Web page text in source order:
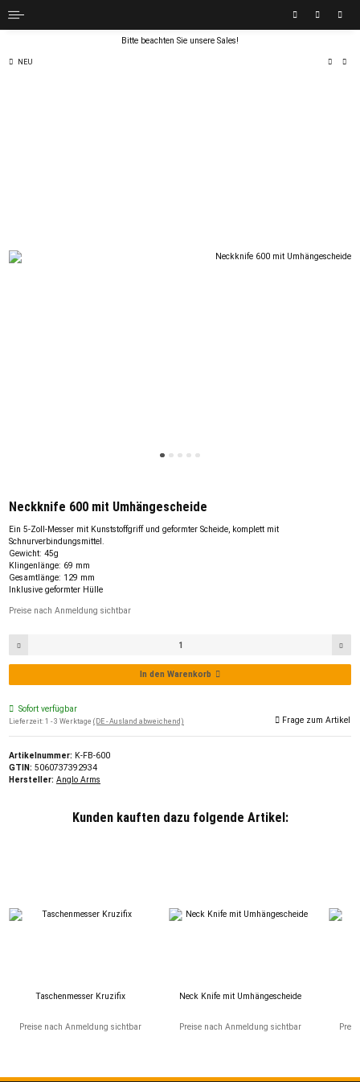
Bitte beachten Sie unsere Sales!
NEU
Neckknife 600 mit Umhängescheide
Ein 5-Zoll-Messer mit Kunststoffgriff und geformter Scheide, komplett mit
Schnurverbindungsmittel.
Gewicht: 45g
Klingenlänge: 69 mm
Gesamtlänge: 129 mm
Inklusive geformter Hülle
Preise nach Anmeldung sichtbar
In den Warenkorb
Sofort verfügbar
Lieferzeit: 1 - 3 Werktage (DE - Ausland abweichend) Frage zum Artikel
Artikelnummer: K-FB-600
GTIN: 5060737392934
Hersteller: Anglo Arms
Kunden kauften dazu folgende Artikel:
Taschenmesser Kruzifix
Preise nach Anmeldung sichtbar
Neck Knife mit Umhängescheide
Preise nach Anmeldung sichtbar